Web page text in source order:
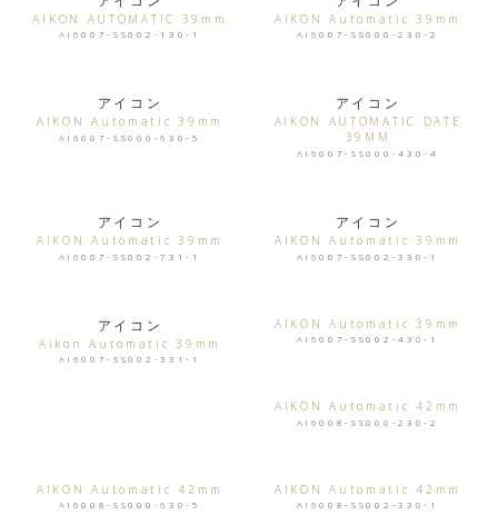
AIKON AUTOMATIC 39mm
AI6007-SS002-130-1
AIKON Automatic 39mm
AI6007-SS000-230-2
アイコン
AIKON Automatic 39mm
AI6007-SS000-630-5
アイコン
AIKON AUTOMATIC DATE
39MM
AI6007-SS000-430-4
アイコン
AIKON Automatic 39mm
AI6007-SS002-731-1
アイコン
AIKON Automatic 39mm
AI6007-SS002-330-1
アイコン
Aikon Automatic 39mm
AI6007-SS002-331-1
AIKON Automatic 39mm
AI6007-SS002-430-1
AIKON Automatic 42mm
AI6008-SS000-230-2
AIKON Automatic 42mm
AI6008-SS000-630-5
AIKON Automatic 42mm
AI6008-SS002-330-1